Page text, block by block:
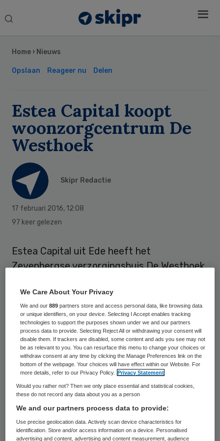
Search
Home › Nieuws
Opslaan Reageer nu Delen
Estea Capital koopt
woonzorgcentrum De
Westhoek
Skipr Redactie
17 februari 2016, 12:08
97 keer gelezen
Estea Capital uit Ede heeft het
Zevenbergse verzorgingshuis De Westhoek
verbouwen tot een woonzorgcentrum, dat
aansluit op de vraag naar nieuwe vormen
van wonen en zorg. Met de verkoop en
renovatie van De Westhoek is een bedrag
van circa 10 miljoen euro gemoeid.
De voormalige eigenaar, Stichting
Hervormd Rusthuis Zevenbergen, zag zich
door de regelgeving rond het scheiden van
wonen en zorg genoodzaakt het
verzorgingshuis te sluiten en te renoveren
Sidebar
We Care About Your Privacy
We and our889 partners store and access personal data, like browsing data
or unique identifiers, on your device. Selecting I Accept enables tracking
technologies to support the purposes shown under we and our partners
process data to provide. Selecting Reject All or withdrawing your consent will
disable them. If trackers are disabled, some content and ads you see may not
be as relevant to you. You can resurface this menu to change your choices or
withdraw consent at any time by clicking the Manage Preferences link on the
bottom of the webpage. Your choices will have effect within our Website. For
more details, refer to our Privacy Policy.
Privacy Statement
Would you rather not? Then we only place essential and statistical cookies,
these do not record any data about you as a person
We and our partners process data to provide:
Use precise geolocation data. Actively scan device characteristics for
identification. Store and/or access information on a device. Personalised
advertising and content, advertising and content measurement, audience